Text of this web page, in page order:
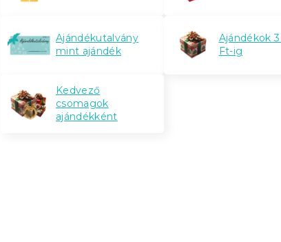
Ajándékutalvány
mint ajándék
Ajándékok
Ft-ig
Kedvező
csomagok
ajándékként